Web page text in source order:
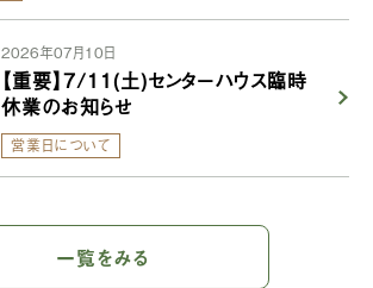
2026年07月10日
【重要】7/11(土)センターハウス臨時
休業のお知らせ
営業日について
一覧をみる